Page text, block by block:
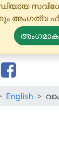
അംഗത്വ
English